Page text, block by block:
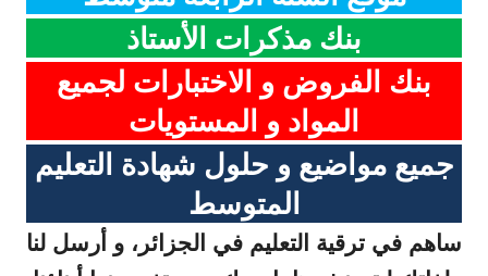
بنك مذكرات الأستاذ
بنك الفروض و الاختبارات لجميع
المواد و المستويات
جميع مواضيع و حلول شهادة التعليم
المتوسط
ساهم في ترقية التعليم في الجزائر، و أرسل لنا